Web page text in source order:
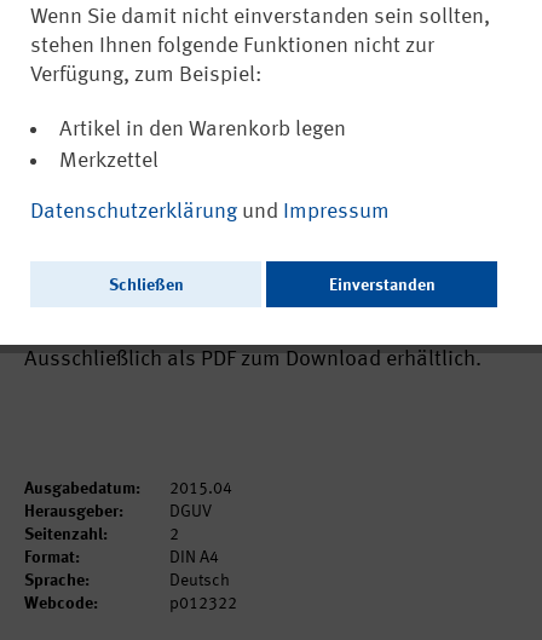
www.dguv.de/ifa/kss (Aus der Arbeit des
IFA Nr. 0367)
Ausschließlich als PDF zum Download erhältlich.
Ausgabedatum:
2015.04
Herausgeber:
DGUV
Seitenzahl:
2
Format:
DIN A4
Sprache:
Deutsch
Webcode:
p012322
Wenn Sie damit nicht einverstanden sein sollten,
stehen Ihnen folgende Funktionen nicht zur
Verfügung, zum Beispiel:
Artikel in den Warenkorb legen
Merkzettel
Datenschutzerklärung und Impressum
Schließen Einverstanden